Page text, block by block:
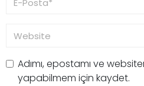
Adımı, epostamı ve
yapabilmem için kaydet.